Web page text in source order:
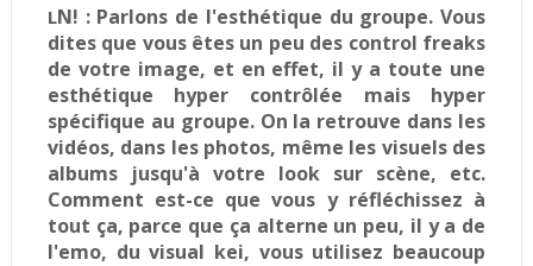
LN! : Parlons de l'esthétique du groupe. Vous
dites que vous êtes un peu des control freaks
de votre image, et en effet, il y a toute une
esthétique hyper contrôlée mais hyper
spécifique au groupe. On la retrouve dans les
vidéos, dans les photos, même les visuels des
albums jusqu'à votre look sur scène, etc.
Comment est-ce que vous y réfléchissez à
tout ça, parce que ça alterne un peu, il y a de
l'emo, du visual kei, vous utilisez beaucoup